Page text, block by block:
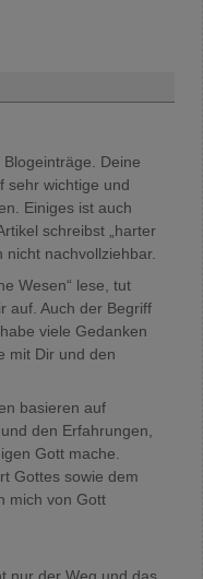
Deine
sehr wichtige und
Einiges ist auch
schreibst „harter
nicht nachvollziehbar.
Wesen“ lese, tut
auf. Auch der Begriff
viele Gedanken
mit Dir und den
basieren auf
den Erfahrungen,
Gott mache.
Gottes sowie dem
mich von Gott